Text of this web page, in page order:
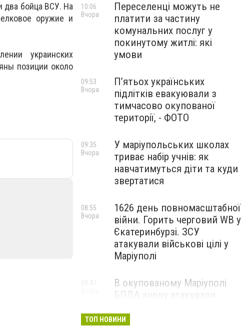
два бойца ВСУ. На
оружие и
украинских
позиции около
Переселенці можуть не
платити за частину
комунальних послуг у
покинутому житлі: які
умови
10:06
Вчора
П’ятьох українських
підлітків евакуювали з
тимчасово окупованої
території, - ФОТО
09:53
Вчора
У маріупольських школах
триває набір учнів: як
навчатимуться діти та куди
звертатися
09:35
Вчора
1626 день повномасштабної
війни. Горить черговий WB у
Єкатеринбурзі. ЗСУ
атакували військові цілі у
Маріуполі
08:55
Вчора
В окупованому Маріуполі
БПЛА знову атакували
— ВІДЕО
ТОП НОВИНИ